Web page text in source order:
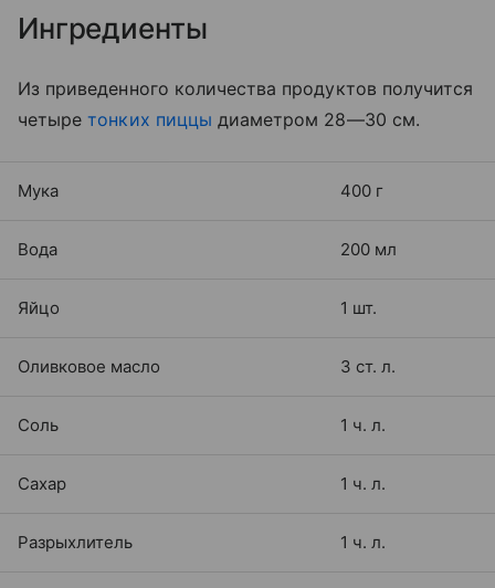
Ингредиенты
Из приведенного количества продуктов получится
четыретонких пиццы диаметром 28—30 см.
Мука 400 г
Вода 200 мл
Яйцо 1 шт.
Оливковое масло 3 ст. л.
Соль 1 ч. л.
Сахар 1 ч. л.
Разрыхлитель 1 ч. л.